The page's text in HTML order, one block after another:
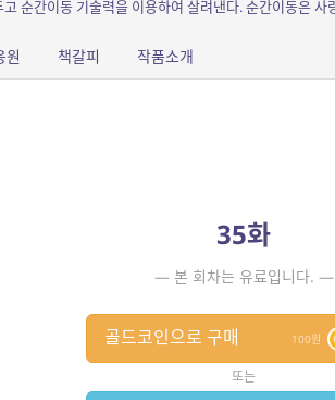
원 책갈피 작품소개
35화
— 본 회차는 유료입니다. —
100
골드코인으로 구매
또는